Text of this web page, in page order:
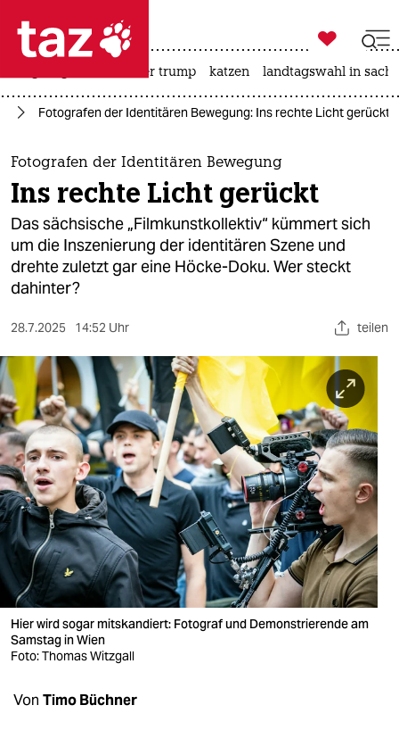
 taz zahl ich
taz zahl ich
themen
politik
öko
gesellschaft
kultur
sport
berlin
nord
wahrheit
verlag
verlag
veranstaltungen
shop
fragen & hilfe
unterstützen

taz zahl ich
usa unter trump katzen landtagswahl in
Fotografen der Identitären Bewegung: Ins rechte Licht gerückt
Fotografen der Identitären Bewegung
Ins rechte Licht gerückt
Das sächsische „Filmkunstkollektiv“ kümmert sich
um die Inszenierung der identitären Szene und
drehte zuletzt gar eine Höcke-Doku. Wer steckt
dahinter?
28.7.2025 14:52 Uhr teilen
Hier wird sogar mitskandiert: Fotograf und Demonstrierende am
Samstag in Wien
Foto: Thomas Witzgall
Von Timo Büchner